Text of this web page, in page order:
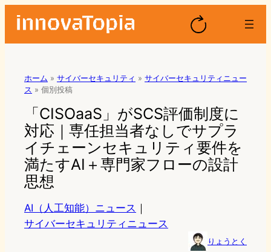
ホーム » サイバーセキュリティ » サイバーセキュリティニュー
ス » 個別投稿
「CISOaaS」がSCS評価制度に
対応｜専任担当者なしでサプラ
イチェーンセキュリティ要件を
満たすAI＋専門家フローの設計
思想
AI（人工知能）ニュース ｜
サイバーセキュリティニュース
りょうとく